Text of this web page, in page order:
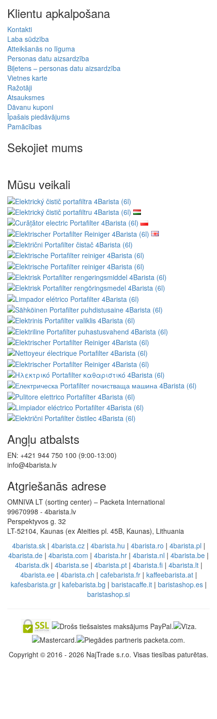
Klientu apkalpošana
Kontakti
Laba sūdzība
Atteikšanās no līguma
Personas datu aizsardzība
Biļetens – personas datu aizsardzība
Vietnes karte
Ražotāji
Atsauksmes
Dāvanu kuponi
Īpašais piedāvājums
Pamācības
Sekojiet mums
Mūsu veikali
Angļu atbalsts
EN: +421 944 750 100 (9:00-13:00)
info@4barista.lv
Atgriešanās adrese
OMNIVA LT (sorting center) – Packeta International
99670998 - 4barista.lv
Perspektyvos g. 32
LT-52104, Kaunas (ex Ateities pl. 45B, Kaunas), Lithuania
4barista.sk| 4barista.cz| 4barista.hu | 4barista.ro | 4barista.pl |
4barista.de | 4barista.com | 4barista.hr | 4barista.nl | 4barista.be |
4barista.dk| 4barista.se| 4barista.pt| 4barista.fi| 4barista.lt|
4barista.ee| 4barista.ch | cafebarista.fr| kaffeebarista.at|
kafesbarista.gr| kafebarista.bg | baristacaffe.it| baristashop.es|
baristashop.si
Copyright © 2016 - 2026 NajTrade s.r.o. Visas tiesības paturētas.